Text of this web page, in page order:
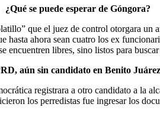
¿Qué se puede esperar de Góngora?
que el juez de control otorgara
ahora sean cuatro los ex
encuentren libres, sino listos para
aún sin candidato en Benito Juárez
registrara a otro candidato a la
los perredistas fue ingresar los